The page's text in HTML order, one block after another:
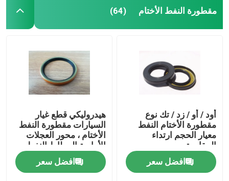
مقطورة النفط الأختام (64)
أود / أو / زد / تك نوع
مقطورة الأختام النفط
معيار الحجم ارتداء
المقاومة
افضل سعر
هيدروليكي قطع غيار
السيارات مقطورة النفط
الأختام ، محور العجلات
الأمامية المطاط النفط
ختم موتور سيارة تحمل
افضل سعر